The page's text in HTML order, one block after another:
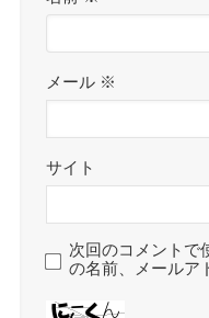
メール ※
サイト
次回のコメントで
の名前、メールア